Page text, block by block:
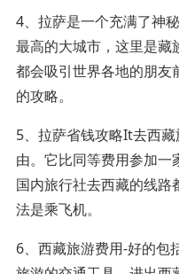
4、拉萨是一个充满了神
最高的大城市，这里是藏
都会吸引世界各地的朋友
的攻略。
5、拉萨省钱攻略It去西
由。它比同等费用参加
国内旅行社去西藏的线
法是乘飞机。
6、西藏旅游费用-好的包